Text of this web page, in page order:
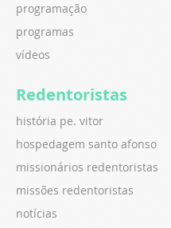
programação
programas
vídeos
Redentoristas
história pe. vitor
hospedagem santo afonso
missionários redentoristas
missões redentoristas
notícias